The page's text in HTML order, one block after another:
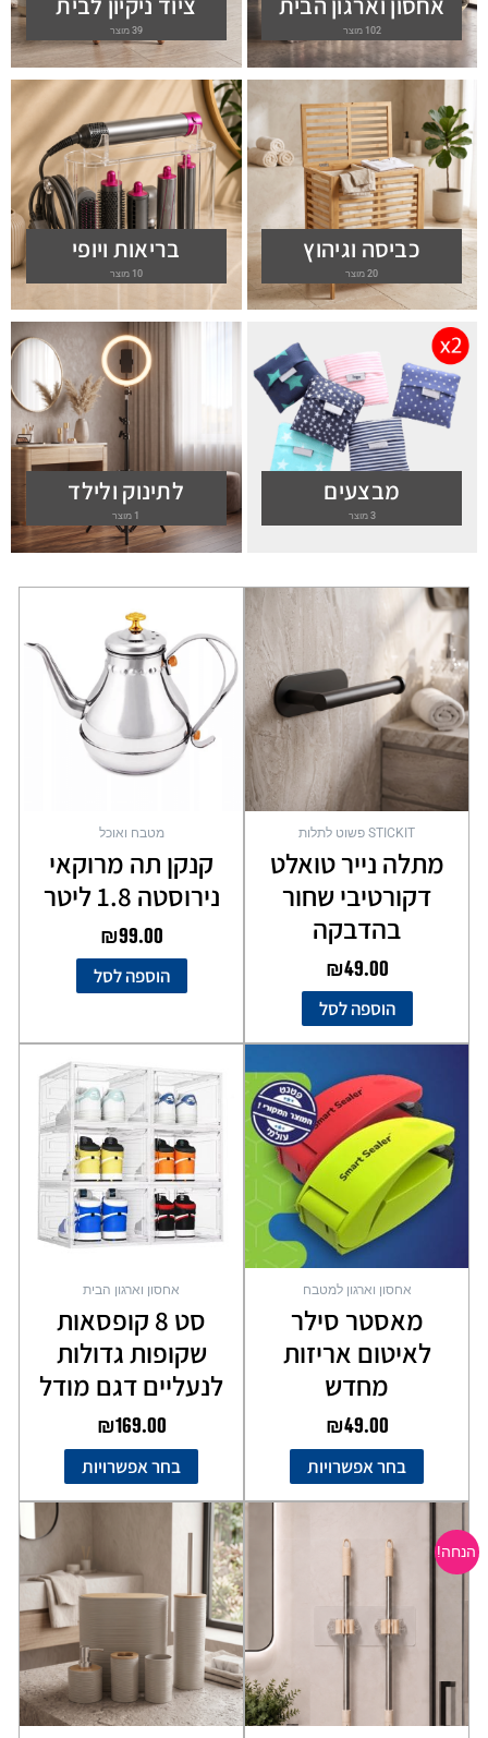
102 מוצר 39 מוצר
כביסה וגיהוץ
20 מוצר
בריאות ויופי
10 מוצר
מבצעים
3 מוצר
לתינוק ולילד
1 מוצר
STICKIT פשוט לתלות
מתלה נייר טואלט
דקורטיבי שחור
בהדבקה
₪49.00
הוספה לסל
מטבח ואוכל
קנקן תה מרוקאי
נירוסטה 1.8 ליטר
₪99.00
הוספה לסל
אחסון וארגון למטבח
מאסטר סילר
לאיטום אריזות
מחדש
₪49.00
בחר אפשרויות
זה
יש
מספר
סוגים.
ניתן
לבחור
את
האפשרויות
בעמוד
אחסון וארגון הבית
סט 8 קופסאות
שקופות גדולות
לנעליים דגם מודל
₪169.00
בחר אפשרויות
זה
יש
מספר
סוגים.
ניתן
לבחור
את
הנחה!
המקורי
היה:
₪49.00.
המחיר
הנוכחי
₪35.00.